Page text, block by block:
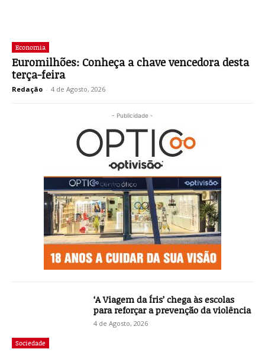
Economia
Euromilhões: Conheça a chave vencedora desta
terça-feira
Redação - 4 de Agosto, 2026
- Publicidade -
Sociedade
‘A Viagem da Íris’ chega às escolas
para reforçar a prevenção da violência
4 de Agosto, 2026